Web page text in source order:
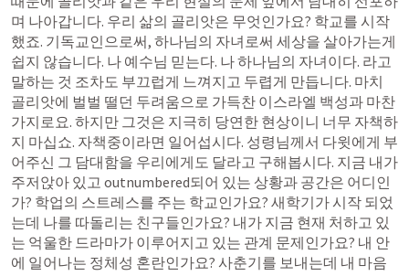
며 나아갑니다. 우리 삶의 골리앗은 무엇인가요? 학교를 시작
했죠. 기독교인으로써, 하나님의 자녀로써 세상을 살아가는게
쉽지 않습니다. 나 예수님 믿는다. 나 하나님의 자녀이다. 라고
말하는 것 조차도 부끄럽게 느껴지고 두렵게 만듭니다. 마치
골리앗에 벌벌 떨던 두려움으로 가득찬 이스라엘 백성과 마찬
가지로요. 하지만 그것은 지극히 당연한 현상이니 너무 자책하
지 마십쇼. 자책중이라면 일어섭시다. 성령님께서 다윗에게 부
어주신 그 담대함을 우리에게도 달라고 구해봅시다. 지금 내가
주저앉아 있고 outnumbered되어 있는 상황과 공간은 어디인
가? 학업의 스트레스를 주는 학교인가요? 새학기가 시작 되었
는데 나를 따돌리는 친구들인가요? 내가 지금 현재 처하고 있
는 억울한 드라마가 이루어지고 있는 관계 문제인가요? 내 안
에 일어나는 정체성 혼란인가요? 사춘기를 보내는데 내 마음